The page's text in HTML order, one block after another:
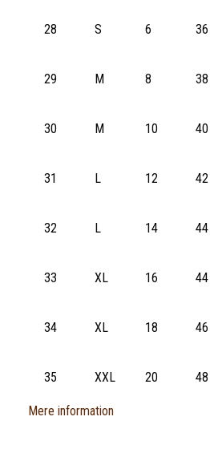
28 S 6 36
29 M 8 38
30 M 10 40
31 L 12 42
32 L 14 44
33 XL 16 44
34 XL 18 46
35 XXL 20 48
Mere information